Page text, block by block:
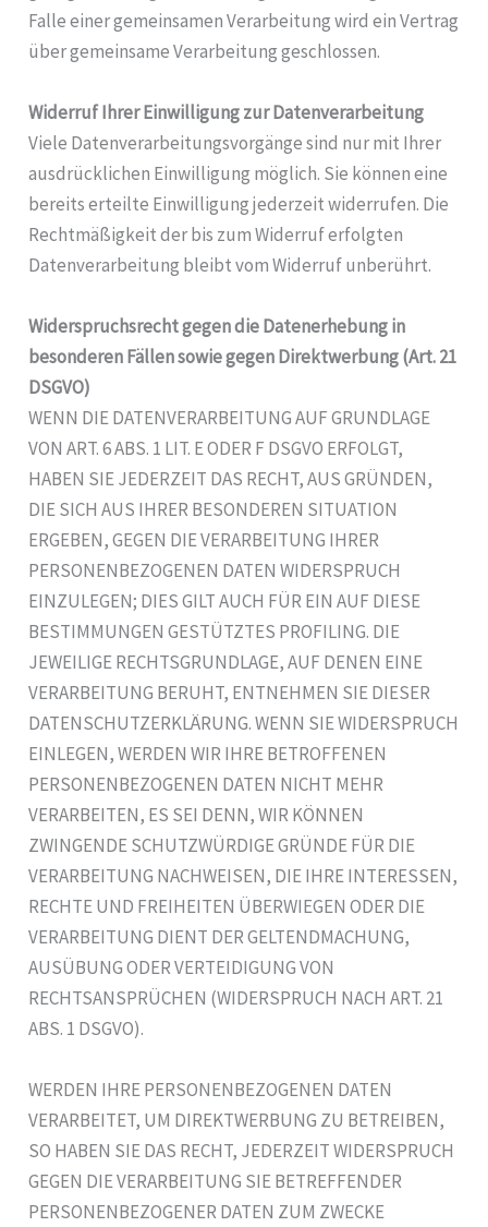
Falle einer gemeinsamen Verarbeitung wird ein Vertrag
über gemeinsame Verarbeitung geschlossen.
Widerruf Ihrer Einwilligung zur Datenverarbeitung
Viele Datenverarbeitungsvorgänge sind nur mit Ihrer
ausdrücklichen Einwilligung möglich. Sie können eine
bereits erteilte Einwilligung jederzeit widerrufen. Die
Rechtmäßigkeit der bis zum Widerruf erfolgten
Datenverarbeitung bleibt vom Widerruf unberührt.
Widerspruchsrecht gegen die Datenerhebung in
besonderen Fällen sowie gegen Direktwerbung (Art. 21
DSGVO)
WENN DIE DATENVERARBEITUNG AUF GRUNDLAGE
VON ART. 6 ABS. 1 LIT. E ODER F DSGVO ERFOLGT,
HABEN SIE JEDERZEIT DAS RECHT, AUS GRÜNDEN,
DIE SICH AUS IHRER BESONDEREN SITUATION
ERGEBEN, GEGEN DIE VERARBEITUNG IHRER
PERSONENBEZOGENEN DATEN WIDERSPRUCH
EINZULEGEN; DIES GILT AUCH FÜR EIN AUF DIESE
BESTIMMUNGEN GESTÜTZTES PROFILING. DIE
JEWEILIGE RECHTSGRUNDLAGE, AUF DENEN EINE
VERARBEITUNG BERUHT, ENTNEHMEN SIE DIESER
DATENSCHUTZERKLÄRUNG. WENN SIE WIDERSPRUCH
EINLEGEN, WERDEN WIR IHRE BETROFFENEN
PERSONENBEZOGENEN DATEN NICHT MEHR
VERARBEITEN, ES SEI DENN, WIR KÖNNEN
ZWINGENDE SCHUTZWÜRDIGE GRÜNDE FÜR DIE
VERARBEITUNG NACHWEISEN, DIE IHRE INTERESSEN,
RECHTE UND FREIHEITEN ÜBERWIEGEN ODER DIE
VERARBEITUNG DIENT DER GELTENDMACHUNG,
AUSÜBUNG ODER VERTEIDIGUNG VON
RECHTSANSPRÜCHEN (WIDERSPRUCH NACH ART. 21
ABS. 1 DSGVO).
WERDEN IHRE PERSONENBEZOGENEN DATEN
VERARBEITET, UM DIREKTWERBUNG ZU BETREIBEN,
SO HABEN SIE DAS RECHT, JEDERZEIT WIDERSPRUCH
GEGEN DIE VERARBEITUNG SIE BETREFFENDER
PERSONENBEZOGENER DATEN ZUM ZWECKE